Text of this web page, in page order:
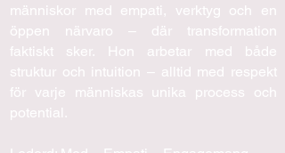
människor med empati, verktyg och en
öppen närvaro – där transformation
faktiskt sker. Hon arbetar med både
struktur och intuition – alltid med respekt
för varje människas unika process och
potential.